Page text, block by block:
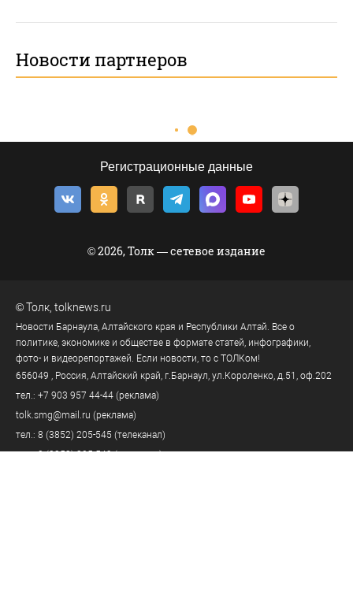
Новости партнеров
Регистрационные данные
© 2026, Толк — сетевое издание
©Толк tolknews.ru
Новости Барнаула, Алтайского края и Республики Алтай. Все о
политике, экономике и обществе в формате статей, инфографики,
фото- и видеорепортажей. Если новости, то с ТОЛКом!
656049
, Россия, Алтайский край, г. Барнаул ул.Короленко, д.51, оф.202
тел.: +7 903 957 44-44 (реклама)
tolk.smg@mail.ru (реклама)
тел.: 8 (3852) 205-545 (телеканал)
тел.:8 (3852) 205-549(редакция)